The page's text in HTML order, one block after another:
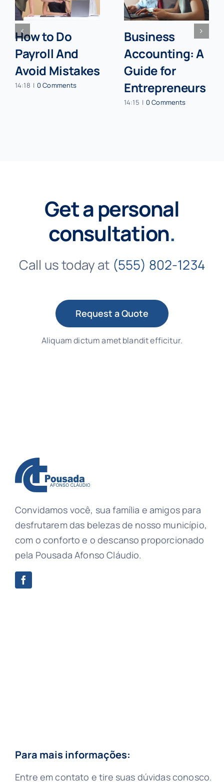
How to Do
Payroll And
Avoid Mistakes
14:18 | 0 Comments
Business
Accounting: A
Guide for
Entrepreneurs
14:15 | 0 Comments
Get a personal
consultation.
Call us today at (555) 802-1234
Request a Quote
Aliquam dictum amet blandit efficitur.
Convidamos você, sua família e amigos para
desfrutarem das belezas de nosso município,
com o conforto e o descanso proporcionado
pela Pousada Afonso Cláudio.
Para mais informações:
Entre em contato e tire suas dúvidas conosco.